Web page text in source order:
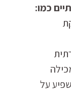
כמו:
על